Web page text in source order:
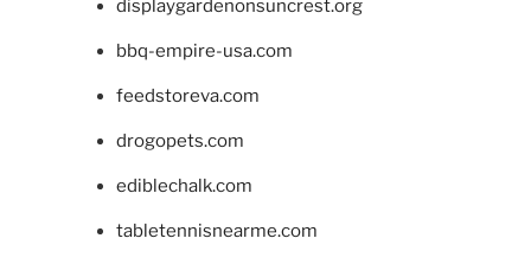
displaygardenonsuncrest.org
bbq-empire-usa.com
feedstoreva.com
drogopets.com
ediblechalk.com
tabletennisnearme.com